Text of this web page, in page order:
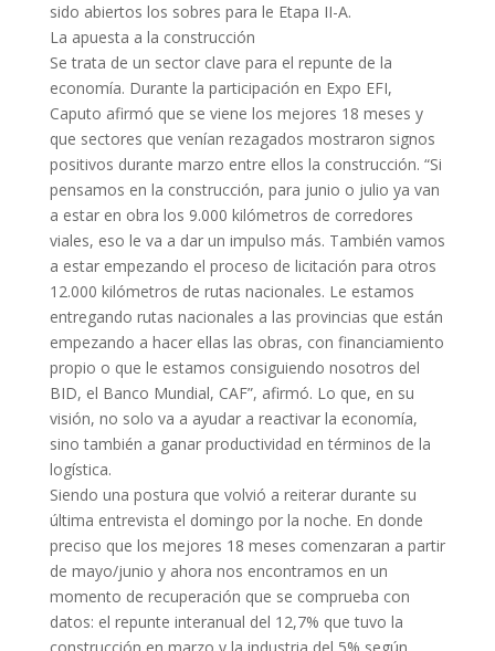
sido abiertos los sobres para le Etapa II-A.
La apuesta a la construcción
Se trata de un sector clave para el repunte de la
economía. Durante la participación en Expo EFI,
Caputo afirmó que se viene los mejores 18 meses y
que sectores que venían rezagados mostraron signos
positivos durante marzo entre ellos la construcción. “Si
pensamos en la construcción, para junio o julio ya van
a estar en obra los 9.000 kilómetros de corredores
viales, eso le va a dar un impulso más. También vamos
a estar empezando el proceso de licitación para otros
12.000 kilómetros de rutas nacionales. Le estamos
entregando rutas nacionales a las provincias que están
empezando a hacer ellas las obras, con financiamiento
propio o que le estamos consiguiendo nosotros del
BID, el Banco Mundial, CAF”, afirmó. Lo que, en su
visión, no solo va a ayudar a reactivar la economía,
sino también a ganar productividad en términos de la
logística.
Siendo una postura que volvió a reiterar durante su
última entrevista el domingo por la noche. En donde
preciso que los mejores 18 meses comenzaran a partir
de mayo/junio y ahora nos encontramos en un
momento de recuperación que se comprueba con
datos: el repunte interanual del 12,7% que tuvo la